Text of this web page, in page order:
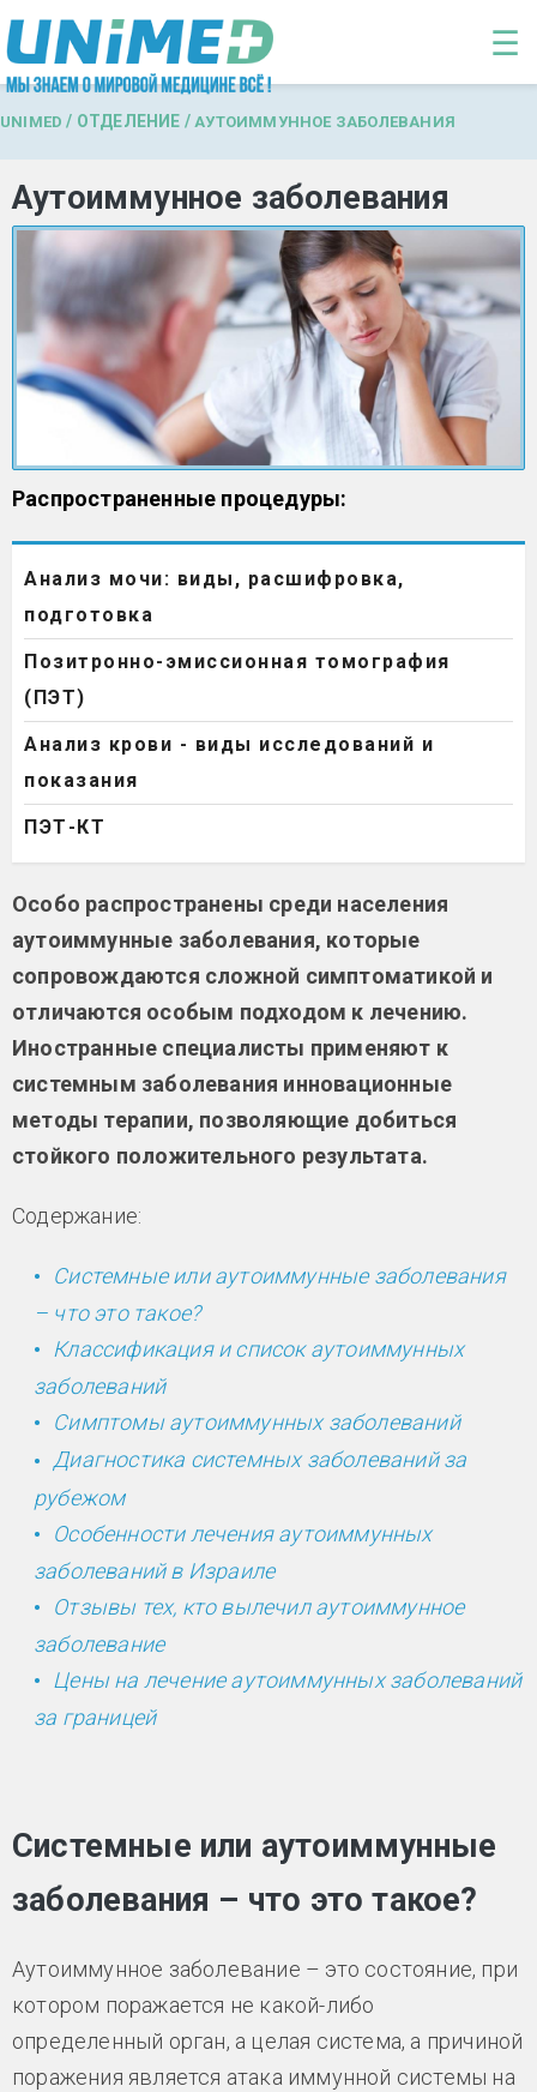
Перейти к основному содержанию
☰
UNIMED / ОТДЕЛЕНИЕ / АУТОИММУННОЕ ЗАБОЛЕВАНИЯ
Аутоиммунное заболевания
Распространенные процедуры:
Анализ мочи: виды, расшифровка,
подготовка
Позитронно-эмиссионная томография
(ПЭТ)
Анализ крови - виды исследований и
показания
ПЭТ-КТ
Особо распространены среди населения
аутоиммунные заболевания, которые
сопровождаются сложной симптоматикой и
отличаются особым подходом к лечению.
Иностранные специалисты применяют к
системным заболевания инновационные
методы терапии, позволяющие добиться
стойкого положительного результата.
Содержание:
Системные или аутоиммунные заболевания
– что это такое?
Классификация и список аутоиммунных
заболеваний
Симптомы аутоиммунных заболеваний
Диагностика системных заболеваний за
рубежом
Особенности лечения аутоиммунных
заболеваний в Израиле
Отзывы тех, кто вылечил аутоиммунное
заболевание
Цены на лечениеаутоиммунных заболеваний
за границей
Системные или аутоиммунные
заболевания – что это такое?
Аутоиммунное заболевание – это состояние, при
котором поражается не какой-либо
определенный орган, а целая система, а причиной
поражения является атака иммунной системы на